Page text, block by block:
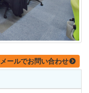
メールでお問い合わせ